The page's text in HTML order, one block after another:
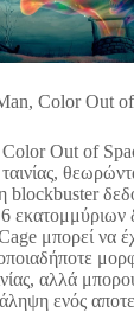
Color Out of
Color Out of
blockbuster
εκατομμύριων
μπορεί να
αλλά
ενός